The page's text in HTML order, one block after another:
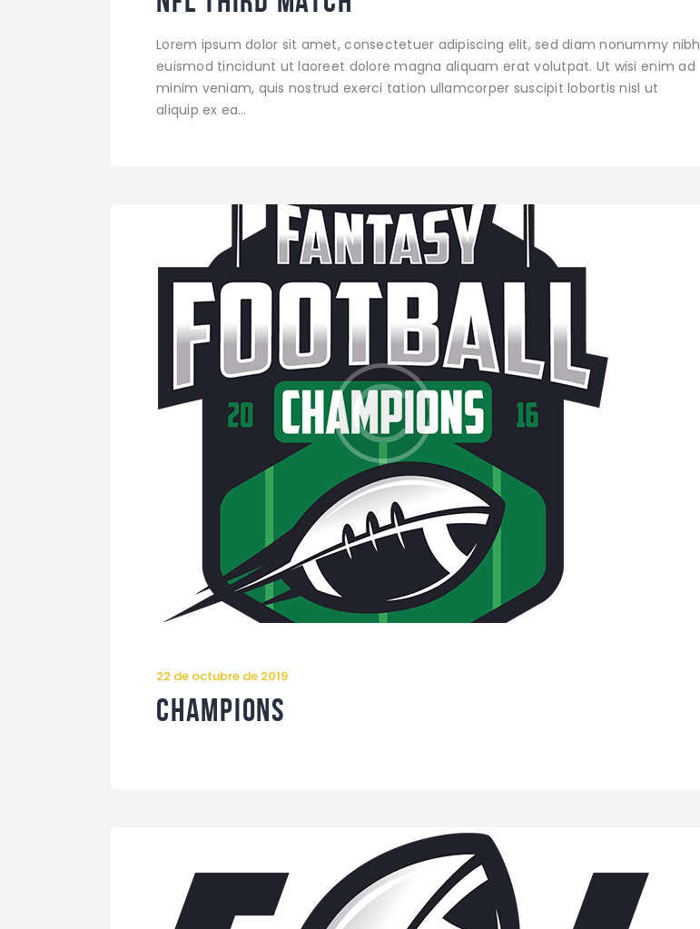
Lorem ipsum dolor sit amet, consectetuer adipiscing elit, sed diam nonummy nibh
euismod tincidunt ut laoreet dolore magna aliquam erat volutpat. Ut wisi enim ad
minim veniam, quis nostrud exerci tation ullamcorper suscipit lobortis nisl ut
aliquip ex ea…
22 de octubre de 2019
Champions